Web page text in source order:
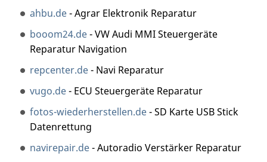
ahbu.de- Agrar Elektronik Reparatur
booom24.de- VW Audi MMI Steuergeräte
Reparatur Navigation
repcenter.de- Navi Reparatur
vugo.de- ECU Steuergeräte Reparatur
fotos-wiederherstellen.de- SD Karte USB Stick
Datenrettung
navirepair.de- Autoradio Verstärker Reparatur